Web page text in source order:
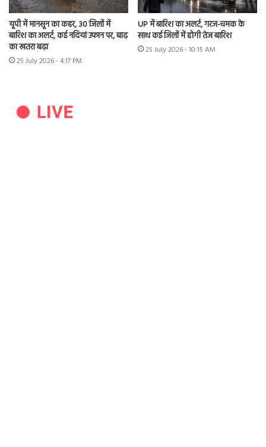
यूपी में मानसून का कहर, 30 जिलों में
बारिश का अलर्ट, कई नदियां उफान पर, बाढ़
का खतरा बढ़ा
25 July 2026 - 4:17 PM
UP में बारिश का अलर्ट, गरज-चमक के
साथ कई जिलों में होगी तेज बारिश
25 July 2026 - 10:15 AM